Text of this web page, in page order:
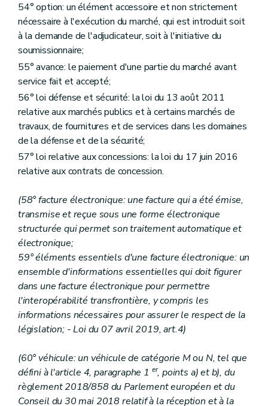
54° option: un élément accessoire et non strictement
nécessaire à l'exécution du marché, qui est introduit soit
à la demande de l'adjudicateur, soit à l'initiative du
soumissionnaire;
55° avance: le paiement d'une partie du marché avant
service fait et accepté;
56° loi défense et sécurité: la loi du 13 août 2011
relative aux marchés publics et à certains marchés de
travaux, de fournitures et de services dans les domaines
de la défense et de la sécurité;
57° loi relative aux concessions: la loi du 17 juin 2016
relative aux contrats de concession.
(58° facture électronique: une facture qui a été émise,
transmise et reçue sous une forme électronique
structurée qui permet son traitement automatique et
électronique;
59° éléments essentiels d'une facture électronique: un
ensemble d'informations essentielles qui doit figurer
dans une facture électronique pour permettre
l'interopérabilité transfrontière, y compris les
informations nécessaires pour assurer le respect de la
législation; - Loi du 07 avril 2019, art.4)
(60° véhicule: un véhicule de catégorie M ou N, tel que
défini à l'article 4, paragraphe 1 er, points a) et b), du
règlement 2018/858 du Parlement européen et du
Conseil du 30 mai 2018 relatif à la réception et à la